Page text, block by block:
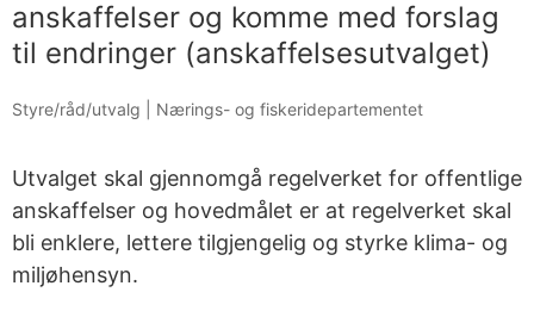
anskaffelser og komme med forslag
til endringer (anskaffelsesutvalget)
Styre/råd/utvalg Nærings- og fiskeridepartementet
Utvalget skal gjennomgå regelverket for offentlige
anskaffelser og hovedmålet er at regelverket skal
bli enklere, lettere tilgjengelig og styrke klima- og
miljøhensyn.